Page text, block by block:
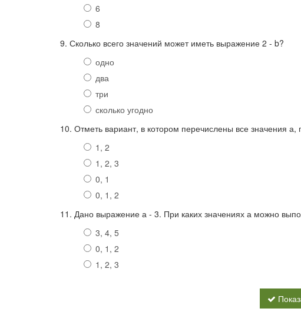
6
8
9. Сколько всего значений может иметь выражение 2 - b?
одно
два
три
сколько угодно
10. Отметь вариант, в котором перечислены все значения
1, 2
1, 2, 3
0, 1
0, 1, 2
11. Дано выражение а - 3. При каких значениях а можно
3, 4, 5
0, 1, 2
1, 2, 3